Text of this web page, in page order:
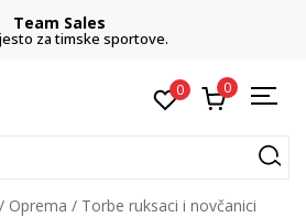
Team Sales
za timske sportove.
0 0
Oprema
Torbe ruksaci i novčanici